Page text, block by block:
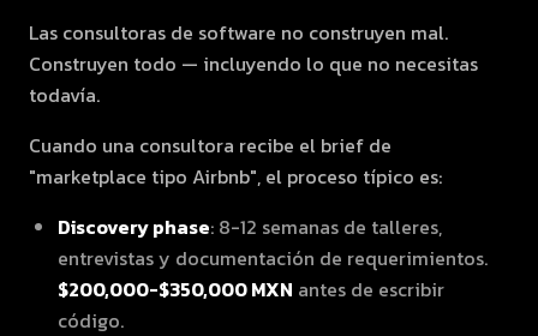
Las consultoras de software no construyen mal.
Construyen todo — incluyendo lo que no necesitas
todavía.
Cuando una consultora recibe el brief de
"marketplace tipo Airbnb", el proceso típico es:
Discovery phase: 8-12 semanas de talleres,
entrevistas y documentación de requerimientos.
$200,000-$350,000 MXN antes de escribir
código.